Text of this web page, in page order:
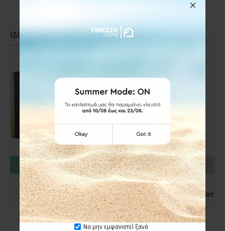
Να μην εμφανιστεί ξανά
ΙΔΙΑΣ ΚΑΤΗΓΟΡΙΑΣ ΙΔΙΑΣ ΕΤΑΙΡΕΙΑΣ
Ξυλιέρα 37x37X32εκ.,
Zogometal K31 Αντικέ
Σκουριά/ Όρο Ματ
103,45€
ΚΑΛΆΘΙ
Ξυλιέρα 37x37X32εκ.,
Zogometal K31 Μαύρο Ματ
94,00€
ΚΑΛΆΘΙ